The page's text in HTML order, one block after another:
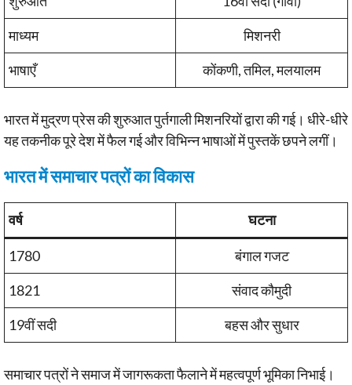
माध्यम
मिशनरी
भाषाएँ
कोंकणी, तमिल, मलयालम
भारत में मुद्रण प्रेस की शुरुआत पुर्तगाली मिशनरियों द्वारा की गई। धीरे-धीरे
यह तकनीक पूरे देश में फैल गई और विभिन्न भाषाओं में पुस्तकें छपने लगीं।
भारत में समाचार पत्रों का विकास
वर्ष घटना
1780
बंगाल गजट
1821
संवाद कौमुदी
19वीं सदी
बहस और सुधार
समाचार पत्रों ने समाज में जागरूकता फैलाने में महत्वपूर्ण भूमिका निभाई।